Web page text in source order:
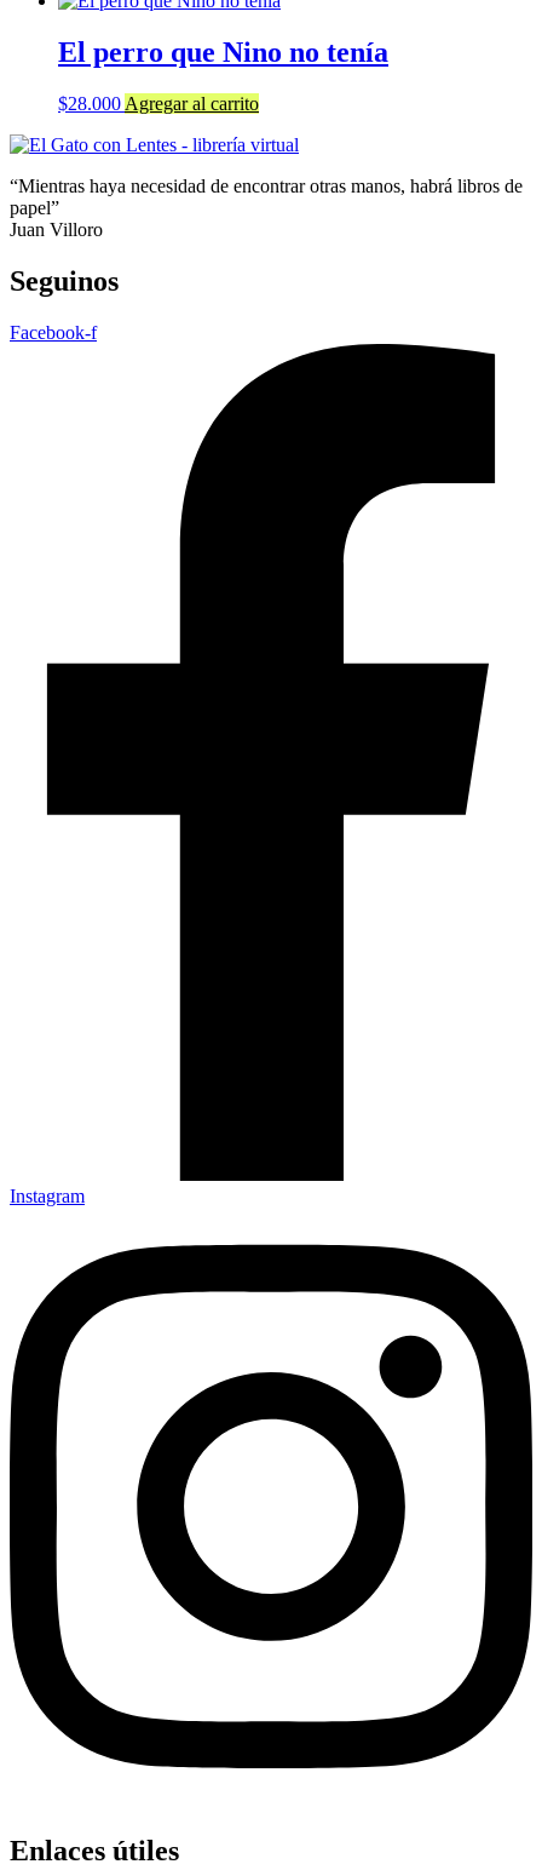
El perro que Nino no tenía
$28.000 Agregar al carrito
“Mientras haya necesidad de encontrar otras manos, habrá libros de
papel”
Juan Villoro
Seguinos
Facebook-f
Instagram
Enlaces útiles